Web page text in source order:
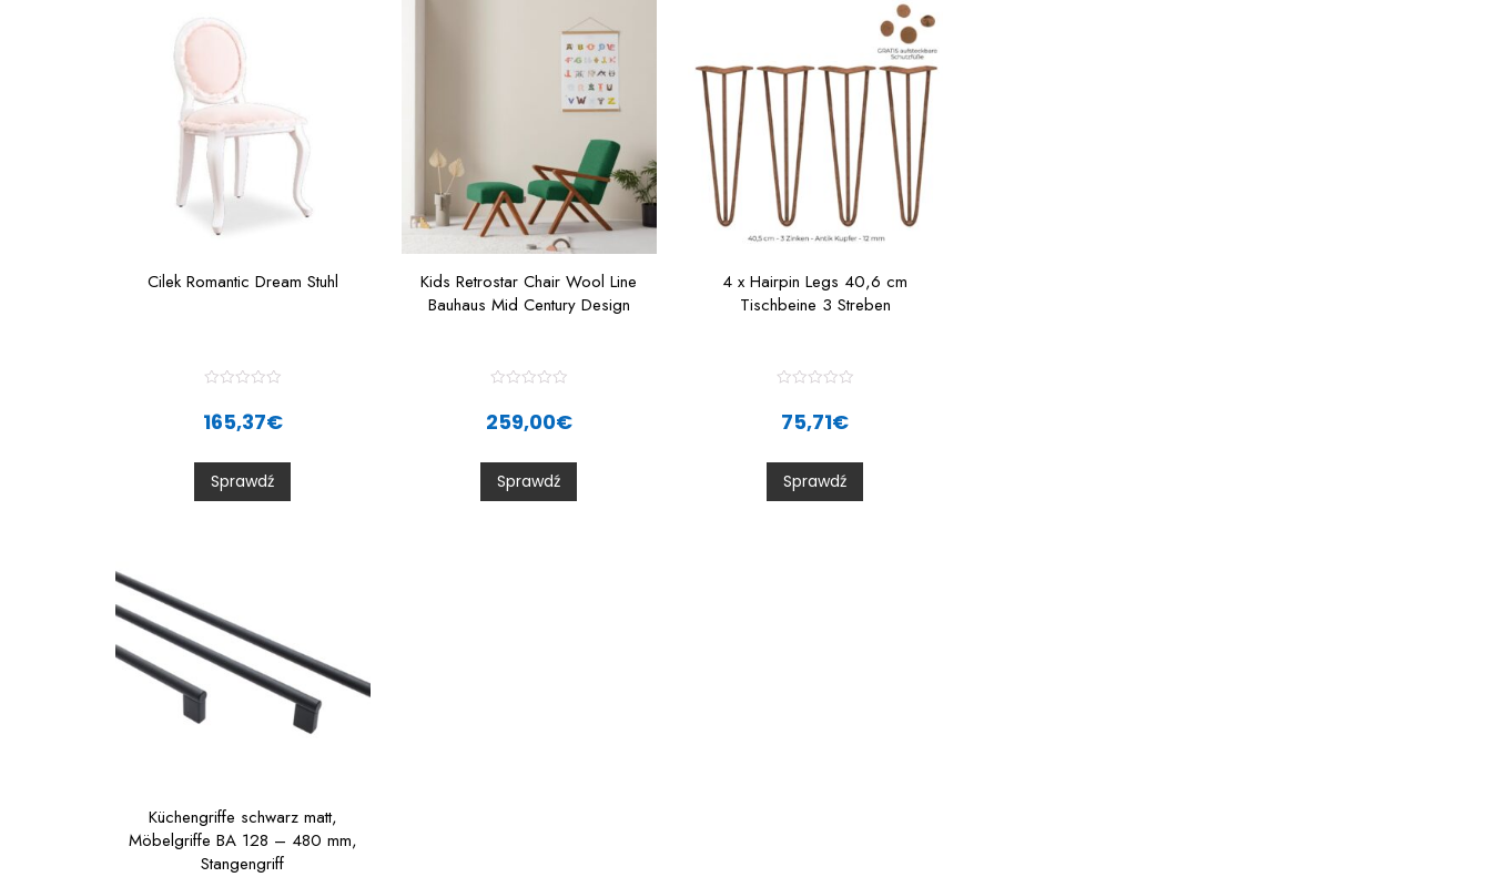
Cilek Romantic Dream Stuhl
0
o
u
t
165,37€
Sprawdź
Kids Retrostar Chair Wool Line
Bauhaus Mid Century Design
t
0
o
u
t
259,00€
Sprawdź
4 x Hairpin Legs 40,6 cm
Tischbeine 3 Streben
0
o
u
t
75,71€
Sprawdź
Küchengriffe schwarz matt,
Möbelgriffe BA 128 – 480 mm,
Stangengriff